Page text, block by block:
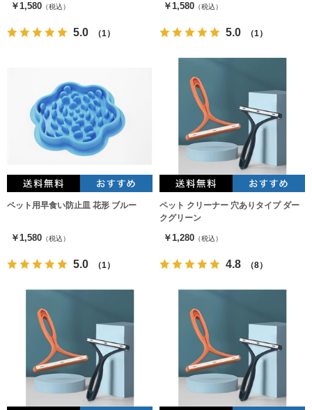
￥1,580 （税込）
5.0 （1）
￥1,580 （税込）
5.0 （1）
ペット用早食い防止皿 花形 ブルー
￥1,580 （税込）
5.0 （1）
ペット クリーナー 穴ありタイプ ダー
クグリーン
￥1,280 （税込）
4.8 （8）